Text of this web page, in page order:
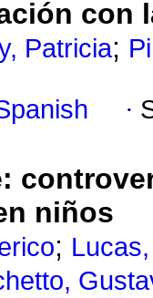
con
Patricia;
·
niños
;